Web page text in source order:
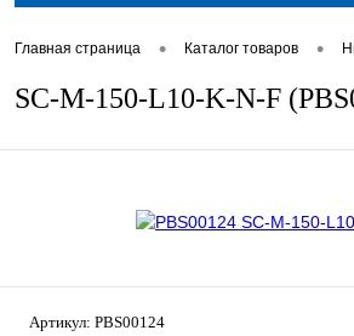
Главная страница • Каталог товаров •
SC-M-150-L10-K-N-F
Артикул: PBS00124